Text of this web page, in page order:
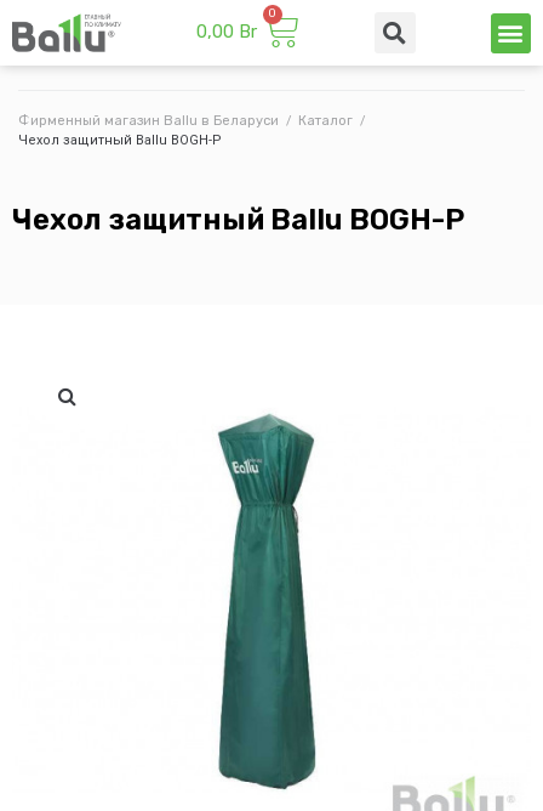
0,00 Br
Фирменный магазин Ballu в Беларуси / Каталог /
Чехол защитный Ballu BOGH-P
Чехол защитный Ballu BOGH-P